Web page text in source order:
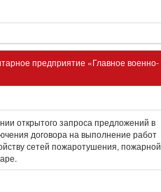
предприятие «Главное военно-
открытого запроса предложений в
договора на выполнение работ
сетей пожаротушения, пожарной